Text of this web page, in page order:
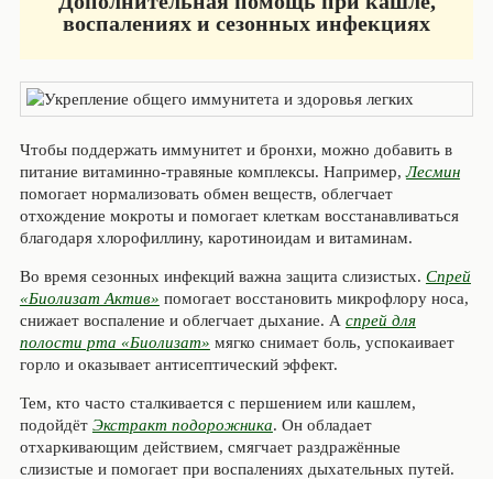
воспалениях и сезонных инфекциях
Чтобы поддержать иммунитет и бронхи, можно добавить в
питание витаминно-травяные комплексы. Например,Лесмин
помогает нормализовать обмен веществ, облегчает
отхождение мокроты и помогает клеткам восстанавливаться
благодаря хлорофиллину, каротиноидам и витаминам.
Во время сезонных инфекций важна защита слизистых. Спрей
«Биолизат Актив» помогает восстановить микрофлору носа,
снижает воспаление и облегчает дыхание. А спрей для
полости рта «Биолизат» мягко снимает боль, успокаивает
горло и оказывает антисептический эффект.
Тем, кто часто сталкивается с першением или кашлем,
подойдёт Экстракт подорожника. Он обладает
отхаркивающим действием, смягчает раздражённые
слизистые и помогает при воспалениях дыхательных путей.